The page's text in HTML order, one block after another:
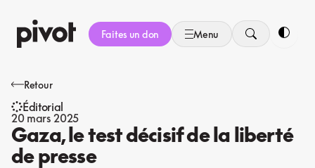
au
contenu
Faites un don Menu
Retour
Éditorial
20 mars 2025
Gaza, le test décisif de la liberté
de presse